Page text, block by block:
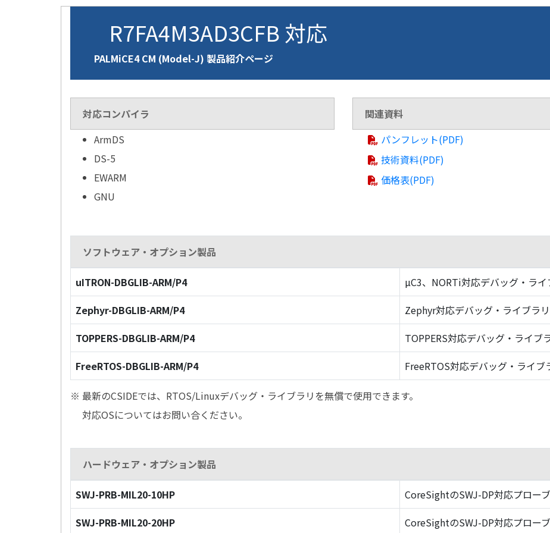
R7FA4M3AD3CFB 対応
PALMiCE4 CM (Model-J) 製品紹介ページ
対応コンパイラ
ArmDS
DS-5
EWARM
GNU
関連資料
パンフレット(PDF)
技術資料(PDF)
価格表(PDF)
ソフトウェア・オプション製品
uITRON-DBGLIB-ARM/P4
µC3、NORTi対応デバッグ・ライ
Zephyr-DBGLIB-ARM/P4
Zephyr対応デバッグ・ライブラリ
TOPPERS-DBGLIB-ARM/P4
TOPPERS対応デバッグ・ライブ
FreeRTOS-DBGLIB-ARM/P4
FreeRTOS対応デバッグ・ライブ
※ 最新のCSIDEでは、RTOS/Linuxデバッグ・ライブラリを無償で使用できます。
対応OSについてはお問い合ください。
ハードウェア・オプション製品
SWJ-PRB-MIL20-10HP
CoreSightのSWJ-DP対応プロー
SWJ-PRB-MIL20-20HP
CoreSightのSWJ-DP対応プロー